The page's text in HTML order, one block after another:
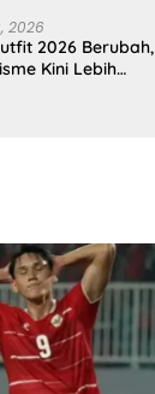
2026
2026 Berubah,
Kini Lebih